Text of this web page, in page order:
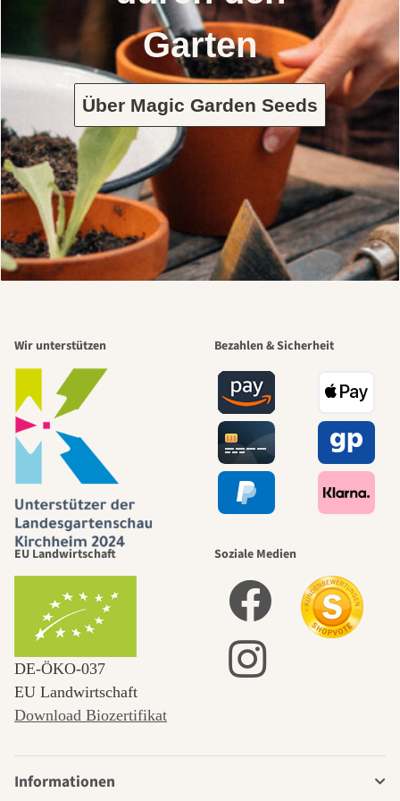
Garten
Über Magic Garden Seeds
Wir unterstützen Bezahlen & Sicherheit
EU Landwirtschaft
DE‑ÖKO‑037
EU Landwirtschaft
Download Biozertifikat
Soziale Medien
Informationen